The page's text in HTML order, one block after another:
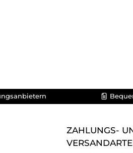
ZAHLUNGS-